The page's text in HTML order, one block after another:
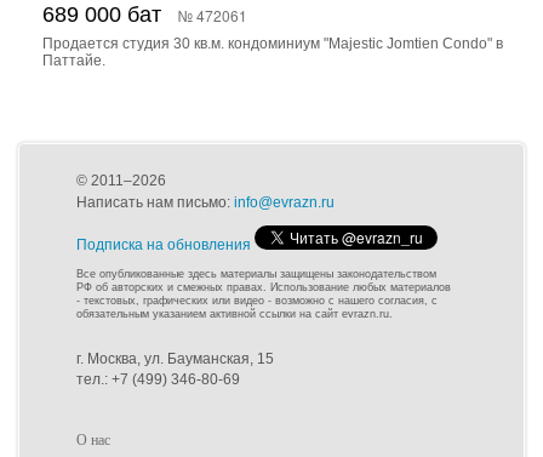
689 000 бат № 472061
Продается студия 30 кв.м. кондоминиум "Majestic Jomtien Condo" в
Паттайе.
© 2011–2026
Написать нам письмо: info@evrazn.ru
Подписка на обновления
Все опубликованные здесь материалы защищены законодательством
РФ об авторских и смежных правах. Использование любых материалов
- текстовых, графических или видео - возможно с нашего согласия, с
обязательным указанием активной ссылки на сайт evrazn.ru.
г. Москва, ул. Бауманская, 15
тел.: +7 (499) 346-80-69
О нас